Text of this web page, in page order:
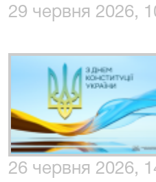
29 червня 2026,
26 червня 2026,